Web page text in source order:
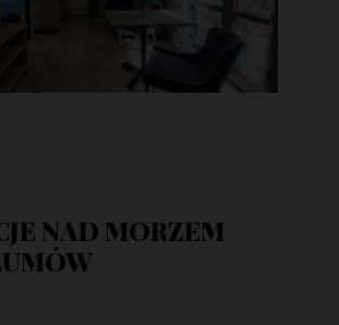
NAD MORZEM